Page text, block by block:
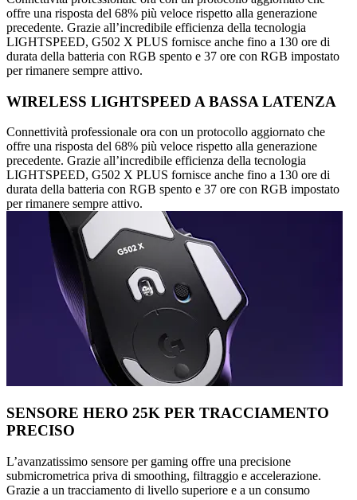
offre una risposta del 68% più veloce rispetto alla generazione
precedente. Grazie all’incredibile efficienza della tecnologia
LIGHTSPEED, G502 X PLUS fornisce anche fino a 130 ore di
durata della batteria con RGB spento e 37 ore con RGB impostato
per rimanere sempre attivo.
WIRELESS LIGHTSPEED A BASSA LATENZA
Connettività professionale ora con un protocollo aggiornato che
offre una risposta del 68% più veloce rispetto alla generazione
precedente. Grazie all’incredibile efficienza della tecnologia
LIGHTSPEED, G502 X PLUS fornisce anche fino a 130 ore di
durata della batteria con RGB spento e 37 ore con RGB impostato
per rimanere sempre attivo.
SENSORE HERO 25K PER TRACCIAMENTO
PRECISO
L’avanzatissimo sensore per gaming offre una precisione
submicrometrica priva di smoothing, filtraggio e accelerazione.
Grazie a un tracciamento di livello superiore e a un consumo